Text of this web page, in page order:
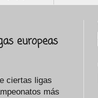
europeas
ciertas ligas
más